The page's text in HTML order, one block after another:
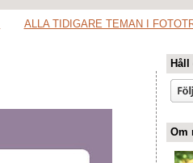
ALLA TIDIGARE TEMAN I
Om